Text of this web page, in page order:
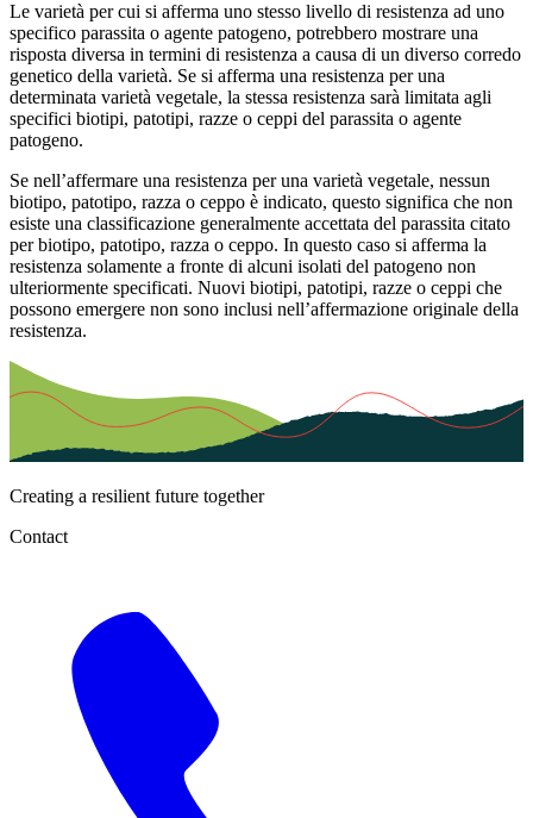
Le varietà per cui si afferma uno stesso livello di resistenza ad uno
specifico parassita o agente patogeno, potrebbero mostrare una
risposta diversa in termini di resistenza a causa di un diverso corredo
genetico della varietà. Se si afferma una resistenza per una
determinata varietà vegetale, la stessa resistenza sarà limitata agli
specifici biotipi, patotipi, razze o ceppi del parassita o agente
patogeno.
Se nell’affermare una resistenza per una varietà vegetale, nessun
biotipo, patotipo, razza o ceppo è indicato, questo significa che non
esiste una classificazione generalmente accettata del parassita citato
per biotipo, patotipo, razza o ceppo. In questo caso si afferma la
resistenza solamente a fronte di alcuni isolati del patogeno non
ulteriormente specificati. Nuovi biotipi, patotipi, razze o ceppi che
possono emergere non sono inclusi nell’affermazione originale della
resistenza.
Creating a resilient future together
Contact